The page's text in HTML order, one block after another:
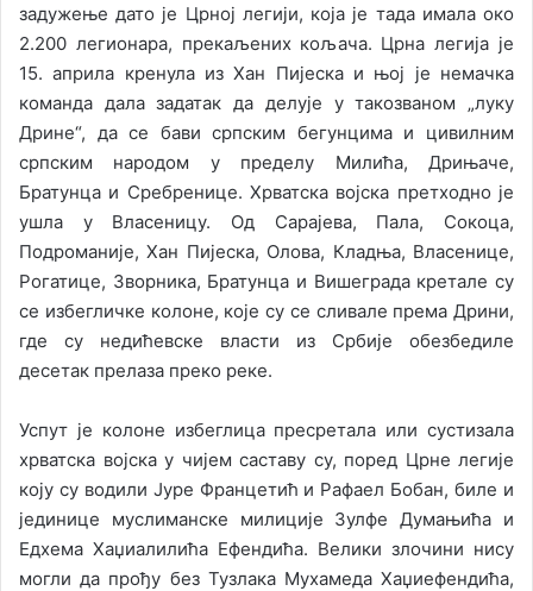
задужење дато је Црној легији, која је тада имала око
2.200 легионара, прекаљених кољача. Црна легија је
15. априла кренула из Хан Пијеска и њој је немачка
команда дала задатак да делује у такозваном „луку
Дрине“, да се бави српским бегунцима и цивилним
српским народом у пределу Милића, Дрињаче,
Братунца и Сребренице. Хрватска војска претходно је
ушла у Власеницу. Од Сарајева, Пала, Сокоца,
Подроманије, Хан Пијеска, Олова, Кладња, Власенице,
Рогатице, Зворника, Братунца и Вишеграда кретале су
се избегличке колоне, које су се сливале према Дрини,
где су недићевске власти из Србије обезбедиле
десетак прелаза преко реке.
Успут је колоне избеглица пресретала или сустизала
хрватска војска у чијем саставу су, поред Црне легије
коју су водили Јуре Францетић и Рафаел Бобан, биле и
јединице муслиманске милиције Зулфе Думањића и
Едхема Хаџиалилића Ефендића. Велики злочини нису
могли да прођу без Тузлака Мухамеда Хаџиефендића,